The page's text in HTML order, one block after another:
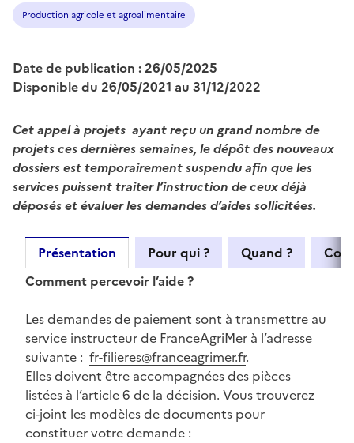
Production agricole et agroalimentaire
Date de publication : 26/05/2025
Disponible du 26/05/2021 au 31/12/2022
Cet appel à projets ayant reçu un grand nombre de
projets ces dernières semaines, le dépôt des nouveaux
dossiers est temporairement suspendu afin que les
services puissent traiter l’instruction de ceux déjà
déposés et évaluer les demandes d’aides sollicitées.
Présentation Pour qui ? Quand ?
Comment percevoir l’aide ?
Les demandes de paiement sont à transmettre au
service instructeur de FranceAgriMer à l’adresse
suivante : fr-filieres@franceagrimer.fr.
Elles doivent être accompagnées des pièces
listées à l’article 6 de la décision. Vous trouverez
ci-joint les modèles de documents pour
constituer votre demande :